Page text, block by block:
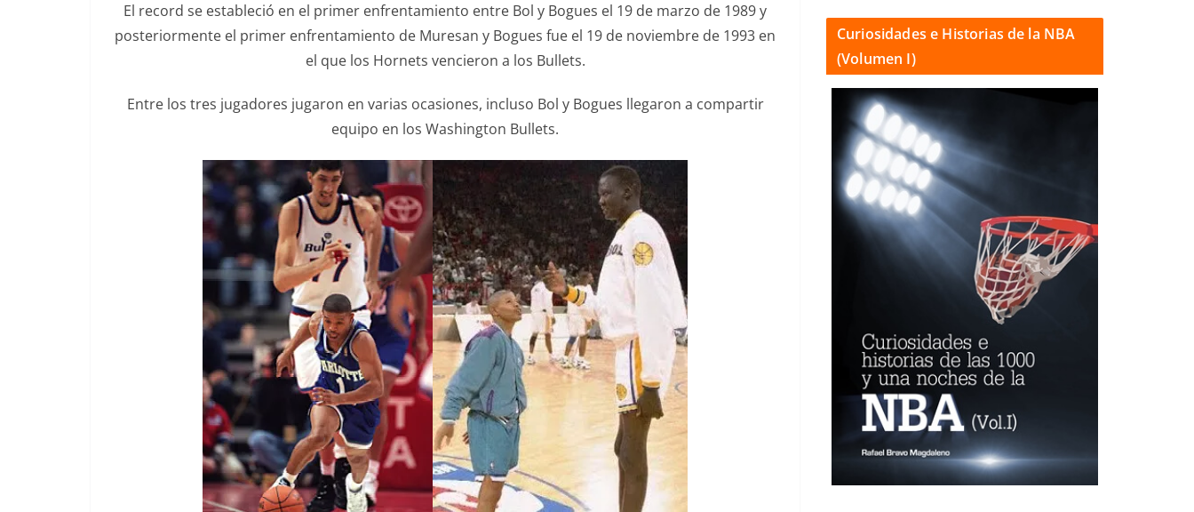
El record se estableció en el primer enfrentamiento entre Bol y Bogues el 19 de marzo de 1989 y
posteriormente el primer enfrentamiento de Muresan y Bogues fue el 19 de noviembre de 1993 en
el que los Hornets vencieron a los Bullets.
Entre los tres jugadores jugaron en varias ocasiones, incluso Bol y Bogues llegaron a compartir
equipo en los Washington Bullets.
Curiosidades e Historias de la NBA
(Volumen I)